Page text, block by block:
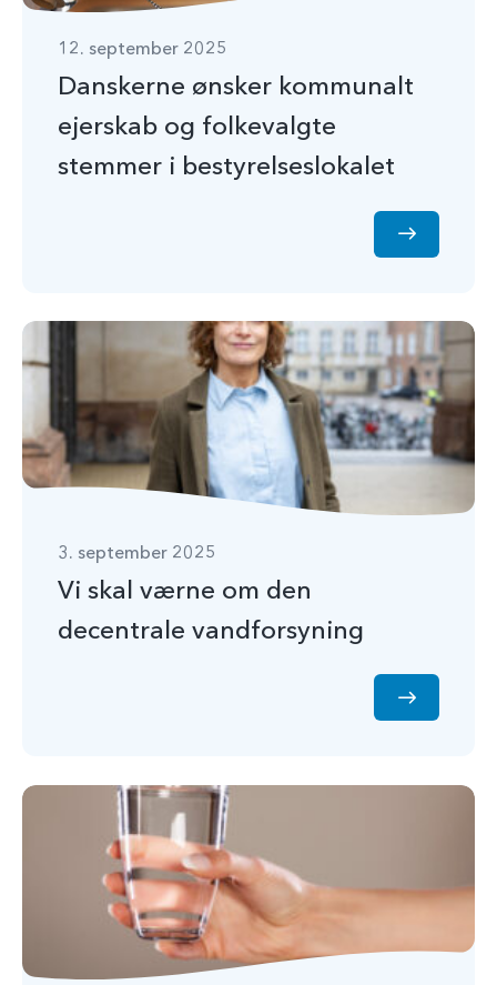
12. september 2025
Danskerne ønsker kommunalt
ejerskab og folkevalgte
stemmer i bestyrelseslokalet
3. september 2025
Vi skal værne om den
decentrale vandforsyning